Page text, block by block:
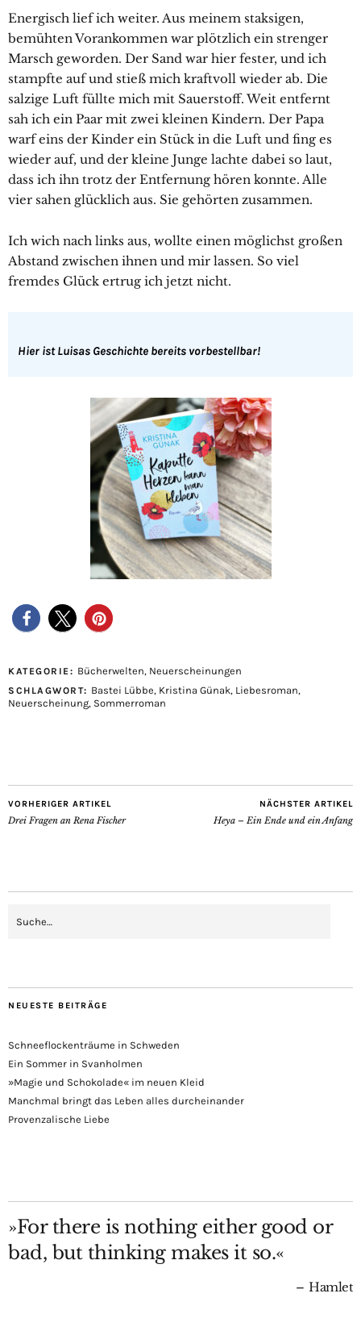
Energisch lief ich weiter. Aus meinem staksigen,
bemühten Vorankommen war plötzlich ein strenger
Marsch geworden. Der Sand war hier fester, und ich
stampfte auf und stieß mich kraftvoll wieder ab. Die
salzige Luft füllte mich mit Sauerstoff. Weit entfernt
sah ich ein Paar mit zwei kleinen Kindern. Der Papa
warf eins der Kinder ein Stück in die Luft und fing es
wieder auf, und der kleine Junge lachte dabei so laut,
dass ich ihn trotz der Entfernung hören konnte. Alle
vier sahen glücklich aus. Sie gehörten zusammen.
Ich wich nach links aus, wollte einen möglichst großen
Abstand zwischen ihnen und mir lassen. So viel
fremdes Glück ertrug ich jetzt nicht.
Hier ist Luisas Geschichte bereits vorbestellbar!
KATEGORIE: Bücherwelten, Neuerscheinungen
SCHLAGWORT: Bastei Lübbe, Kristina Günak, Liebesroman,
Neuerscheinung, Sommerroman
VORHERIGER ARTIKEL
Drei Fragen an Rena Fischer
NÄCHSTER ARTIKEL
Heya – Ein Ende und ein Anfang
NEUESTE BEITRÄGE
Schneeflockenträume in Schweden
Ein Sommer in Svanholmen
»Magie und Schokolade« im neuen Kleid
Manchmal bringt das Leben alles durcheinander
Provenzalische Liebe
»For there is nothing either good or
bad, but thinking makes it so.«
Hamlet